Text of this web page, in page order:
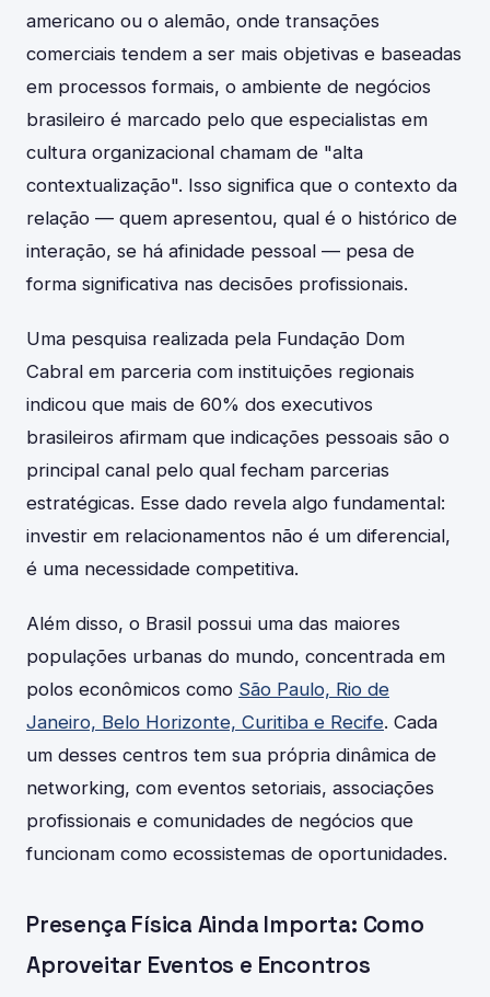
americano ou o alemão, onde transações
comerciais tendem a ser mais objetivas e baseadas
em processos formais, o ambiente de negócios
brasileiro é marcado pelo que especialistas em
cultura organizacional chamam de "alta
contextualização". Isso significa que o contexto da
relação — quem apresentou, qual é o histórico de
interação, se há afinidade pessoal — pesa de
forma significativa nas decisões profissionais.
Uma pesquisa realizada pela Fundação Dom
Cabral em parceria com instituições regionais
indicou que mais de 60% dos executivos
brasileiros afirmam que indicações pessoais são o
principal canal pelo qual fecham parcerias
estratégicas. Esse dado revela algo fundamental:
investir em relacionamentos não é um diferencial,
é uma necessidade competitiva.
Além disso, o Brasil possui uma das maiores
populações urbanas do mundo, concentrada em
polos econômicos como São Paulo, Rio de
Janeiro, Belo Horizonte, Curitiba e Recife. Cada
um desses centros tem sua própria dinâmica de
networking, com eventos setoriais, associações
profissionais e comunidades de negócios que
funcionam como ecossistemas de oportunidades.
Presença Física Ainda Importa: Como
Aproveitar Eventos e Encontros